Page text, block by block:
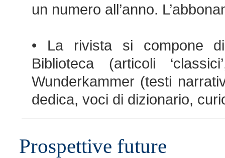
un numero all’anno.
• La rivista si compone
Biblioteca (articoli
Wunderkammer (testi
dedica, voci di dizionario,
Prospettive future